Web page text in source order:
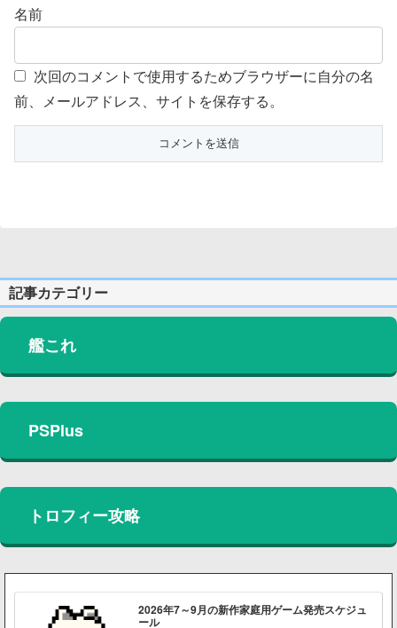
名前
次回のコメントで使用するためブラウザーに自分の名
前、メールアドレス、サイトを保存する。
記事カテゴリー
艦これ
PSPlus
トロフィー攻略
2026年7～9月の新作家庭用ゲーム発売スケジュ
ール